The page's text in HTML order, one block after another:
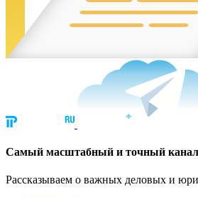
Cамый масштабный и точный канал
Рассказываем о важных деловых и